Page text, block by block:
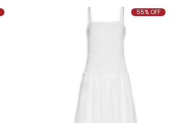
55% OFF